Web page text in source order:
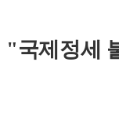
"국제정세